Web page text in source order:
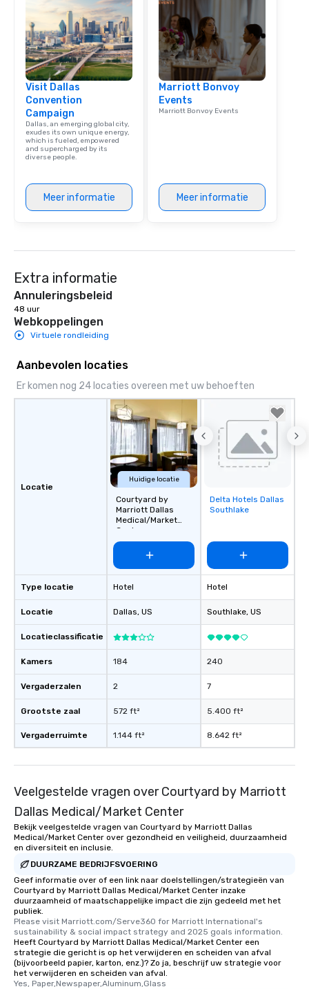
Visit Dallas
Convention
Campaign
Dallas, an emerging global city,
exudes its own unique energy,
which is fueled, empowered
and supercharged by its
diverse people.
Meer informatie
Marriott Bonvoy
Events
Marriott Bonvoy Events
Meer informatie
Extra informatie
Annuleringsbeleid
48 uur
Webkoppelingen
Virtuele rondleiding
Aanbevolen locaties
Er komen nog 24 locaties overeen met uw behoeften
Locatie
Type locatie
Locatie
Locatieclassificatie
Kamers
Vergaderzalen
Grootste zaal
Vergaderruimte
Huidige locatie
Courtyard by
Marriott Dallas
Medical/Market
Center
Hotel
Dallas, US
184
2
572 ft²
1.144 ft²
Removed from
favorites
Delta Hotels Dallas
Southlake
Hotel
Southlake, US
240
7
5.400 ft²
8.642 ft²
Veelgestelde vragen over Courtyard by Marriott
Dallas Medical/Market Center
Bekijk veelgestelde vragen van Courtyard by Marriott Dallas
Medical/Market Center over gezondheid en veiligheid, duurzaamheid
en diversiteit en inclusie.
DUURZAME BEDRIJFSVOERING
Geef informatie over of een link naar doelstellingen/strategieën van
Courtyard by Marriott Dallas Medical/Market Center inzake
duurzaamheid of maatschappelijke impact die zijn gedeeld met het
publiek.
Please visit Marriott.com/Serve360 for Marriott International's
sustainability & social impact strategy and 2025 goals information.
Heeft Courtyard by Marriott Dallas Medical/Market Center een
strategie die gericht is op het verwijderen en scheiden van afval
(bijvoorbeeld papier, karton, enz.)? Zo ja, beschrijf uw strategie voor
het verwijderen en scheiden van afval.
Yes, Paper,Newspaper,Aluminum,Glass